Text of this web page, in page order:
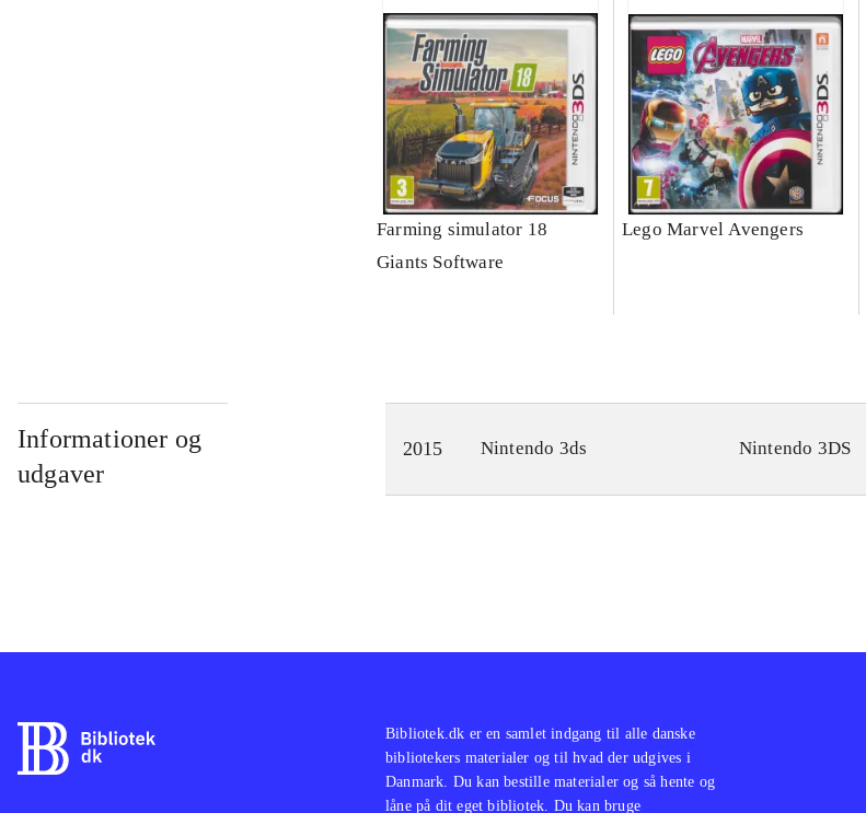
Farming simulator 18
Giants Software
Lego Marvel Avengers
Informationer og
udgaver
2015 Nintendo 3ds Nintendo 3DS
Bibliotek.dk er en samlet indgang til alle danske
bibliotekers materialer og til hvad der udgives i
Danmark. Du kan bestille materialer og så hente og
låne på dit eget bibliotek. Du kan bruge